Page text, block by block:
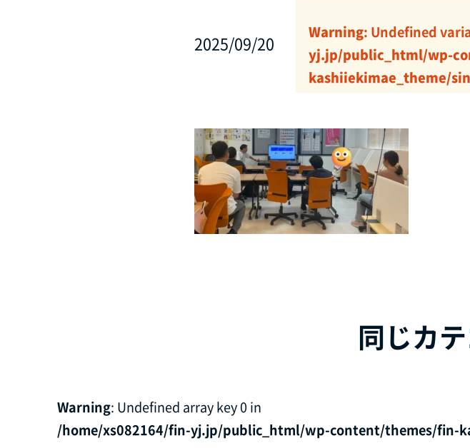
2025/09/20
Warning: Undefined
yj.jp/public_html/wp-
kashiiekimae_theme/
同じカ
Warning: Undefined array key 0 in
/home/xs082164/fin-yj.jp/public_html/wp-content/themes/fin-